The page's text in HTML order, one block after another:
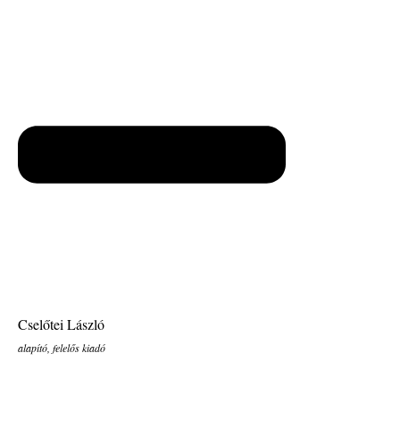
Cselőtei László
alapító, felelős kiadó